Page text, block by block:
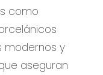
como
modernos y
aseguran